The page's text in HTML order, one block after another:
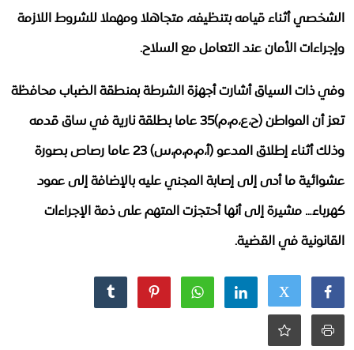
الشخصي أثناء قيامه بتنظيفه، متجاهلا ومهملا للشروط اللازمة
وإجراءات الأمان عند التعامل مع السلاح.
وفي ذات السياق أشارت أجهزة الشرطة بمنطقة الضباب محافظة
تعز أن المواطن (ح،ع،م،م)35 عاما بطلقة نارية في ساق قدمه
وذلك أثناء إطلاق المدعو (أ،م،م،م،س) 23 عاما رصاص بصورة
عشوائية ما أدى إلى إصابة المجني عليه بالإضافة إلى عمود
كهرباء… مشيرة إلى أنها أحتجزت المتهم على ذمة الإجراءات
القانونية في القضية.